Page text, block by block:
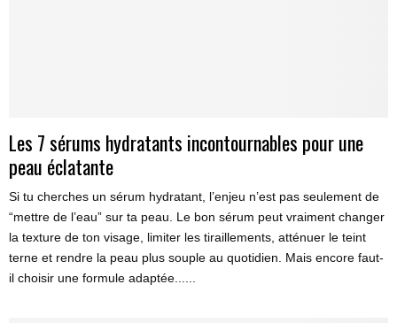
Les 7 sérums hydratants incontournables pour une
peau éclatante
Si tu cherches un sérum hydratant, l’enjeu n’est pas seulement de
“mettre de l’eau” sur ta peau. Le bon sérum peut vraiment changer
la texture de ton visage, limiter les tiraillements, atténuer le teint
terne et rendre la peau plus souple au quotidien. Mais encore faut-
il choisir une formule adaptée......